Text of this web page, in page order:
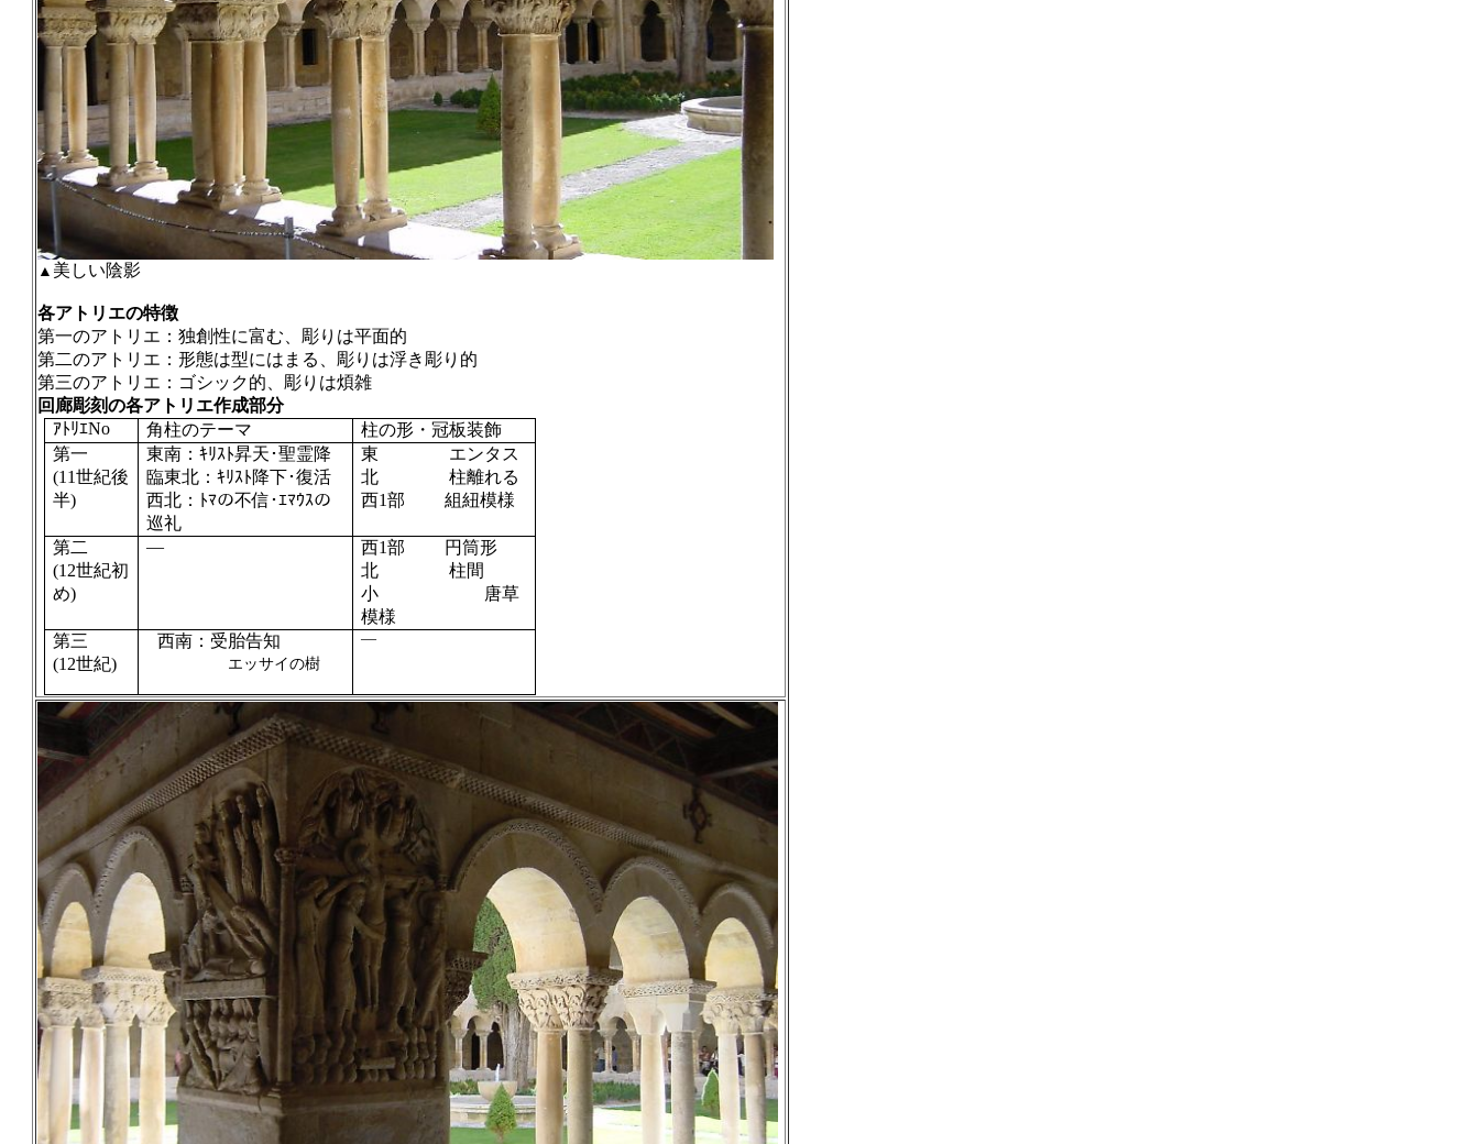
▲ 美しい陰影
各アトリエの特徴
第一のアトリエ：独創性に富む、彫りは平面的
第二のアトリエ：形態は型にはまる、彫りは浮き彫り的
第三のアトリエ：ゴシック的、彫りは煩雑
回廊彫刻の各アトリエ作成部分
ｱﾄﾘｴNo 角柱のテーマ
柱の形・冠板装飾
第一
(11世紀後
半)
東南：ｷﾘｽﾄ昇天･聖霊降
臨東北：ｷﾘｽﾄ降下･復活
西北：ﾄﾏの不信･ｴﾏｳｽの
巡礼
東 エンタス
北 柱離れる
西1部 組紐模様
第二
(12世紀初
め)
― 西1部 円筒形
北 柱間
小 唐草
模様
第三
(12世紀)
西南：受胎告知
エッサイの樹
―